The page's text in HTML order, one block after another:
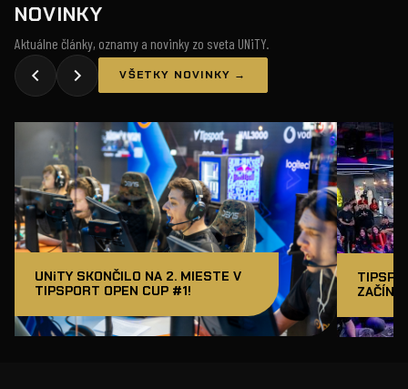
NOVINKY
Aktuálne články, oznamy a novinky zo sveta UNiTY.
VŠETKY NOVINKY →
UNiTY SKONČILO NA 2. MIESTE V
TIPSPORT OPEN CUP #1!